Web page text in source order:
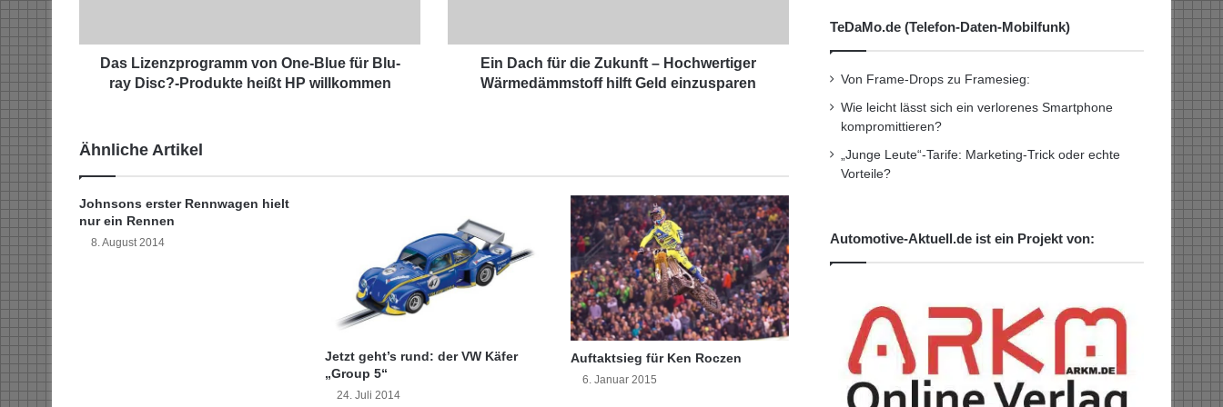
z
r
a
m
m
Das Lizenzprogramm von One-Blue für Blu-
ray Disc?-Produkte heißt HP willkommen
ü
k
f
t
–
H
Ein Dach für die Zukunft – Hochwertiger
Wärmedämmstoff hilft Geld einzusparen
Ähnliche Artikel
Johnsons erster Rennwagen hielt
nur ein Rennen
8. August 2014
Jetzt geht’s rund: der VW Käfer
„Group 5“
24. Juli 2014
Auftaktsieg für Ken Roczen
6. Januar 2015
TeDaMo.de (Telefon-Daten-Mobilfunk)
Von Frame-Drops zu Framesieg:
Wie leicht lässt sich ein verlorenes Smartphone
kompromittieren?
„Junge Leute“-Tarife: Marketing-Trick oder echte
Vorteile?
Automotive-Aktuell.de ist ein Projekt von: